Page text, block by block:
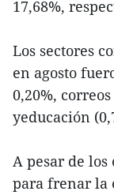
17,68%,
Los sectores
en agosto
0,20%,
yeducación
A pesar de los
para frenar la